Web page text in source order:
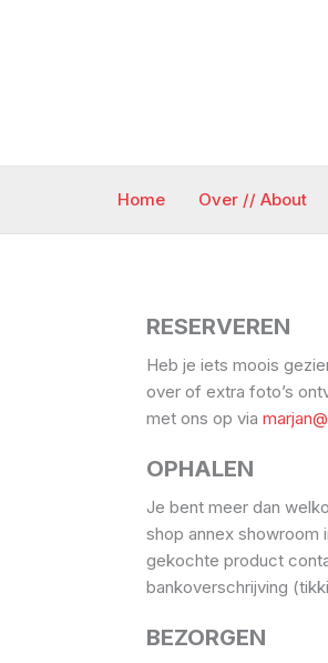
Home Over // About
RESERVEREN
Heb je iets moois
over of extra foto’s
met ons op via
OPHALEN
Je bent meer dan
shop annex showroom
gekochte product
bankoverschrijving
BEZORGEN